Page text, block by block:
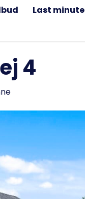
Last minute
4